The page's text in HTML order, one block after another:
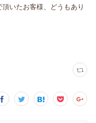
いたお客様、どうもあり